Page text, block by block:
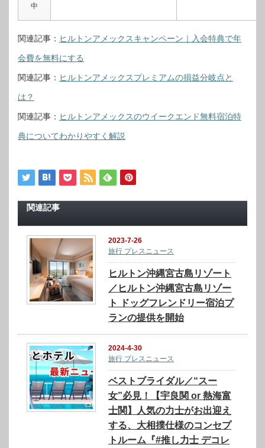
中
関連記事： ヒルトンアメックスキャンペーン｜入会特典で年
会費を無料にする
関連記事： ヒルトンアメックスプレミアムの損益分岐点と
は？
関連記事： ヒルトンアメックスのウイークエンド無料宿泊特
典についてわかりやすく解説
関連記事
2023-7-26
旅行 プレスニュース
ヒルトン沖縄宮古島リゾート
／ヒルトン沖縄宮古島リゾー
ト ドッグフレンドリー宿泊プ
ランの提供を開始
2024-4-30
旅行 プレスニュース
ベストブライダル／“スー
女”必見！【宇良関 or 熱海富
士関】人気の力士がお出迎え
する、大相撲仕様のコンセプ
トルーム『#推し力士 デコレ